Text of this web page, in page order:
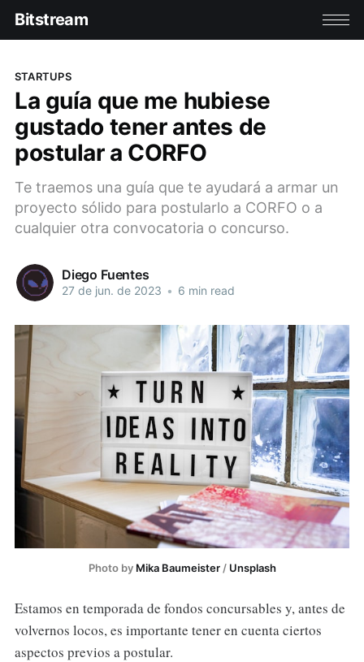
Bitstream
STARTUPS
La guía que me hubiese
gustado tener antes de
postular a CORFO
Te traemos una guía que te ayudará a armar un
proyecto sólido para postularlo a CORFO o a
cualquier otra convocatoria o concurso.
Diego Fuentes
27 de jun. de 2023 • 6 min read
Photo by Mika Baumeister / Unsplash
Estamos en temporada de fondos concursables y, antes de
volvernos locos, es importante tener en cuenta ciertos
aspectos previos a postular.